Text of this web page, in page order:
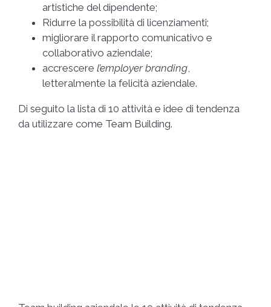
artistiche del dipendente;
Ridurre la possibilità di licenziamenti;
migliorare il rapporto comunicativo e
collaborativo aziendale;
accrescere l’employer branding
letteralmente la felicità aziendale.
Di seguito la lista di 10 attività e idee di tendenza
da utilizzare come Team Building.